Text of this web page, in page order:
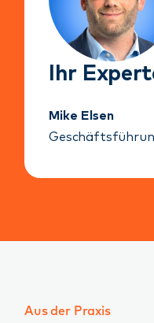
Ihr
Mike Elsen
Aus der Praxis